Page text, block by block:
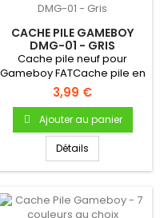
CACHE PILE GAMEBOY
DMG-01 - GRIS
Cache pile neuf pour
Gameboy FATCache pile en
plastique Pour Gameboy...
3,99 €
Ajouter au panier
Détails